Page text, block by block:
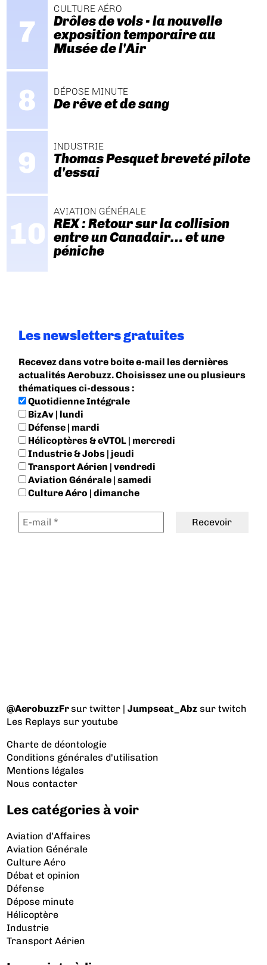
CULTURE AÉRO
Drôles de vols - la nouvelle
exposition temporaire au
Musée de l'Air
DÉPOSE MINUTE
De rêve et de sang
INDUSTRIE
Thomas Pesquet breveté pilote
d'essai
AVIATION GÉNÉRALE
REX : Retour sur la collision
entre un Canadair… et une
péniche
Les newsletters gratuites
Recevez dans votre boite e-mail les dernières
actualités Aerobuzz. Choisissez une ou plusieurs
thématiques ci-dessous :
Quotidienne Intégrale
BizAv | lundi
Défense | mardi
Hélicoptères & eVTOL | mercredi
Industrie & Jobs | jeudi
Transport Aérien | vendredi
Aviation Générale | samedi
Culture Aéro | dimanche
@AerobuzzFrsur twitter |Jumpseat_Abz sur twitch
Les Replays sur youtube
Charte de déontologie
Conditions générales d'utilisation
Mentions légales
Nous contacter
Les catégories à voir
Aviation d’Affaires
Aviation Générale
Culture Aéro
Débat et opinion
Défense
Dépose minute
Hélicoptère
Industrie
Transport Aérien